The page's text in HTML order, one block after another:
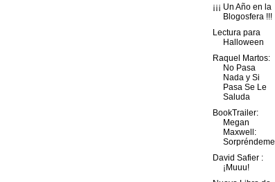
¡¡¡ Un Año en la
Blogosfera !!!
Lectura para
Halloween
Raquel Martos:
No Pasa
Nada y Si
Pasa Se Le
Saluda
BookTrailer:
Megan
Maxwell:
Sorpréndeme
David Safier :
¡Muuu!